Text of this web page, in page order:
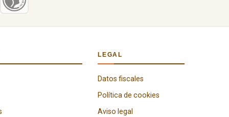
LEGAL
Datos fiscales
Política de cookies
Aviso legal